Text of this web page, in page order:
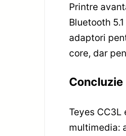
Printre
Bluetooth
adaptori
core, dar
Concluzie
Teyes
multimedia: